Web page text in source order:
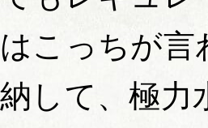
はこっちが言
納して、極力